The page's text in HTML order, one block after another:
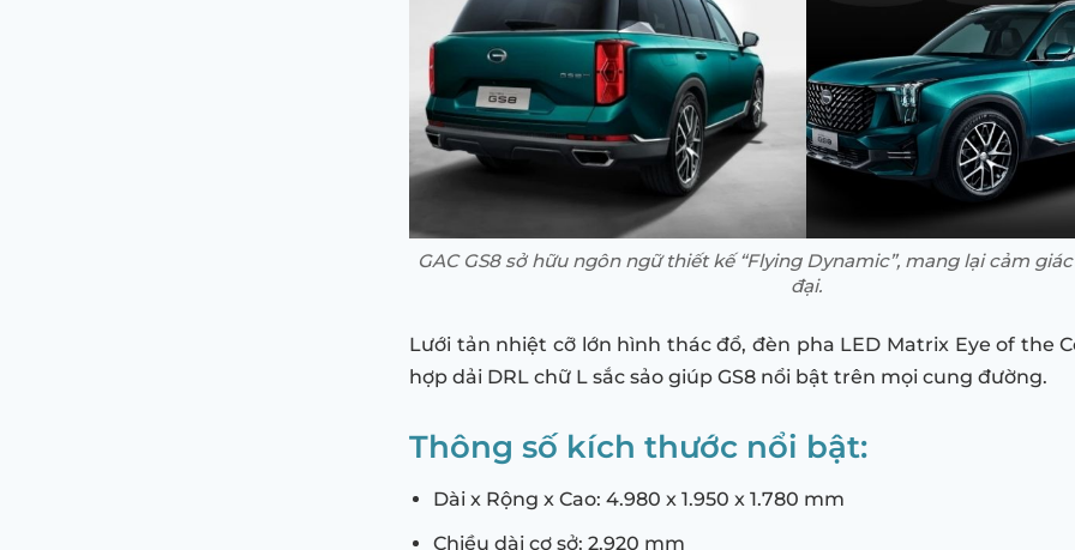
GAC GS8 sở hữu ngôn ngữ thiết kế “Flying Dynamic”, mang lại cảm
đại.
Lưới tản nhiệt cỡ lớn hình thác đổ, đèn pha LED Matrix Eye of the
hợp dải DRL chữ L sắc sảo giúp GS8 nổi bật trên mọi cung đường.
Thông số kích thước nổi bật:
Dài x Rộng x Cao: 4.980 x 1.950 x 1.780 mm
Chiều dài cơ sở: 2.920 mm